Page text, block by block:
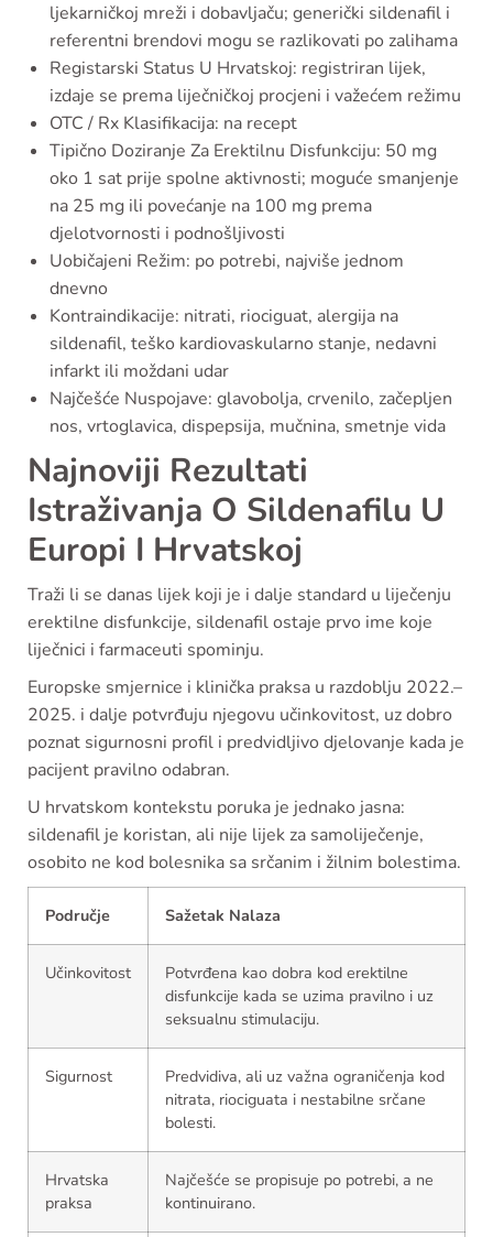
ljekarničkoj mreži i dobavljaču; generički sildenafil i
referentni brendovi mogu se razlikovati po zalihama
Registarski Status U Hrvatskoj: registriran lijek,
izdaje se prema liječničkoj procjeni i važećem režimu
OTC / Rx Klasifikacija: na recept
Tipično Doziranje Za Erektilnu Disfunkciju: 50 mg
oko 1 sat prije spolne aktivnosti; moguće smanjenje
na 25 mg ili povećanje na 100 mg prema
djelotvornosti i podnošljivosti
Uobičajeni Režim: po potrebi, najviše jednom
dnevno
Kontraindikacije: nitrati, riociguat, alergija na
sildenafil, teško kardiovaskularno stanje, nedavni
infarkt ili moždani udar
Najčešće Nuspojave: glavobolja, crvenilo, začepljen
nos, vrtoglavica, dispepsija, mučnina, smetnje vida
Najnoviji Rezultati
Istraživanja O Sildenafilu U
Europi I Hrvatskoj
Traži li se danas lijek koji je i dalje standard u liječenju
erektilne disfunkcije, sildenafil ostaje prvo ime koje
liječnici i farmaceuti spominju.
Europske smjernice i klinička praksa u razdoblju 2022.–
2025. i dalje potvrđuju njegovu učinkovitost, uz dobro
poznat sigurnosni profil i predvidljivo djelovanje kada je
pacijent pravilno odabran.
U hrvatskom kontekstu poruka je jednako jasna:
sildenafil je koristan, ali nije lijek za samoliječenje,
osobito ne kod bolesnika sa srčanim i žilnim bolestima.
Područje Sažetak Nalaza
Učinkovitost
Potvrđena kao dobra kod erektilne
disfunkcije kada se uzima pravilno i uz
seksualnu stimulaciju.
Sigurnost
Predvidiva, ali uz važna ograničenja kod
nitrata, riociguata i nestabilne srčane
bolesti.
Hrvatska
praksa
Najčešće se propisuje po potrebi, a ne
kontinuirano.